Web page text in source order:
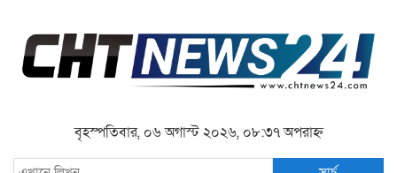
বৃহস্পতিবার, ০৬ অগাস্ট ২০২৬, ০৮:৩৭ অপরাহ্ন